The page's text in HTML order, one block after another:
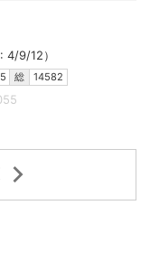
4/9/12）
総 14582